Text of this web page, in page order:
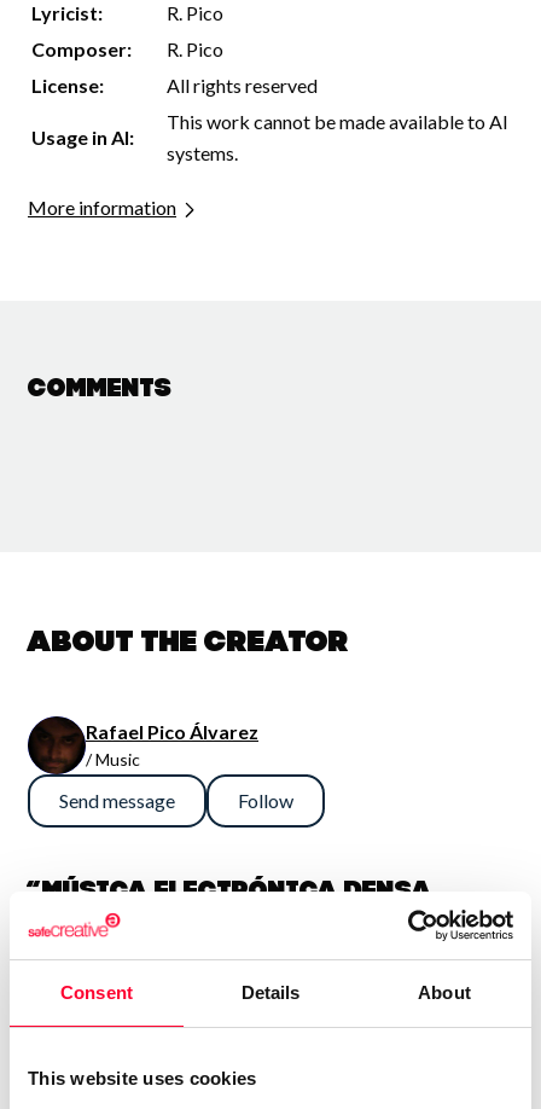
Consent Details About
This website uses cookies
Lyricist:
R. Pico
Composer:
R. Pico
License:
All rights reserved
Usage in AI:
This work cannot be made available to AI
systems.
More information
Comments
About the creator
Rafael Pico Álvarez
/ Music
Send message Follow
“Música electrónica densa,
sinfónica y potente. En general
son así, aunque también me
gusta la guitarra fuerte, con lo
que algún tema es más bien hard